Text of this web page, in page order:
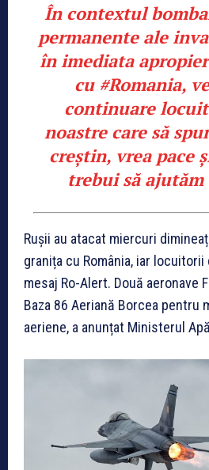
În contextul
permanente ale
în imediata
cu #Romania,
continuare
noastre care să
creștin, vrea pace
trebui să ajutăm
Rușii au atacat miercuri
granița cu România, iar
mesaj Ro-Alert. Două aeronave
Baza 86 Aeriană Borcea pentru
aeriene, a anunțat Ministerul